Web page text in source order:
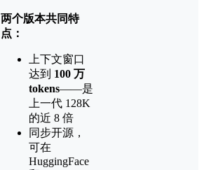
两个版本共同特
点：
上下文窗口
达到 100 万
tokens——是
上一代 128K
的近 8 倍
同步开源，
可在
HuggingFace